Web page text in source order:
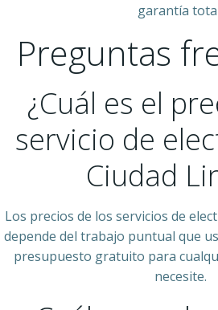
garantía
Preguntas
¿Cuál es el
servicio de
Ciudad
Los precios de los servicios de
depende del trabajo puntual que
presupuesto gratuito para
necesite.